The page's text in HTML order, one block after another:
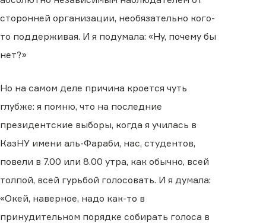
сторонней организации, необязательно кого-
то поддерживая. И я подумала: «Ну, почему бы
нет?»
Но на самом деле причина кроется чуть
глубже: я помню, что на последние
президентские выборы, когда я училась в
КазНУ имени аль-Фараби, нас, студентов,
повели в 7.00 или 8.00 утра, как обычно, всей
толпой, всей гурьбой голосовать. И я думала:
«Окей, наверное, надо как-то в
принудительном порядке собирать голоса в